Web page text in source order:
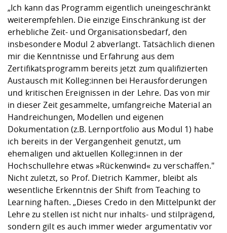
Digitales Lernen
Fremdsprachen
Jobs, Praktika,
Angebote der
Arbeit
Internationale
Förderverein
„Ich kann das Programm eigentlich uneingeschränkt
weiterempfehlen. Die einzige Einschränkung ist der
erhebliche Zeit- und Organisationsbedarf, den
insbesondere Modul 2 abverlangt. Tatsächlich dienen
mir die Kenntnisse und Erfahrung aus dem
Zertifikatsprogramm bereits jetzt zum qualifizierten
Austausch mit Kolleg:innen bei Herausforderungen
und kritischen Ereignissen in der Lehre. Das von mir
in dieser Zeit gesammelte, umfangreiche Material an
Handreichungen, Modellen und eigenen
Dokumentation (z.B. Lernportfolio aus Modul 1) habe
ich bereits in der Vergangenheit genutzt, um
ehemaligen und aktuellen Kolleg:innen in der
Hochschullehre etwas »Rückenwind« zu verschaffen."
Nicht zuletzt, so Prof. Dietrich Kammer, bleibt als
wesentliche Erkenntnis der Shift from Teaching to
Learning haften. „Dieses Credo in den Mittelpunkt der
Lehre zu stellen ist nicht nur inhalts- und stilprägend,
sondern gilt es auch immer wieder argumentativ vor